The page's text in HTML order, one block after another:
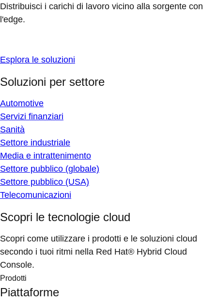
Distribuisci i carichi di lavoro vicino alla sorgente con
l'edge.
Esplora le soluzioni
Soluzioni per settore
Automotive
Servizi finanziari
Sanità
Settore industriale
Media e intrattenimento
Settore pubblico (globale)
Settore pubblico (USA)
Telecomunicazioni
Scopri le tecnologie cloud
Scopri come utilizzare i prodotti e le soluzioni cloud
secondo i tuoi ritmi nella Red Hat® Hybrid Cloud
Console.
Prodotti
Piattaforme